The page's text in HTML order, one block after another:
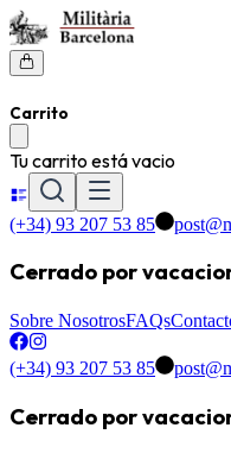
Carrito
Tu carrito está vacio
(+34) 93 207 53 85
Cerrado por
Sobre NosotrosFAQs
(+34) 93 207 53 85
Cerrado por